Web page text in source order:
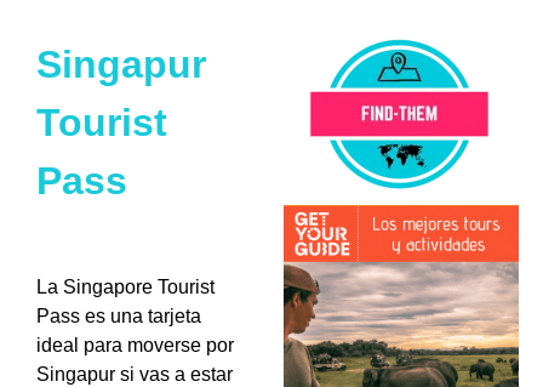
Singapur
Tourist
Pass
La Singapore Tourist
Pass es una tarjeta
ideal para moverse por
Singapur si vas a estar